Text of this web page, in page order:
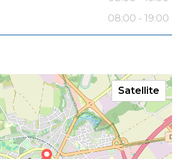
08:00 - 19:00
Satellite